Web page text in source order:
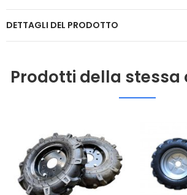
DETTAGLI DEL PRODOTTO
Prodotti della stessa